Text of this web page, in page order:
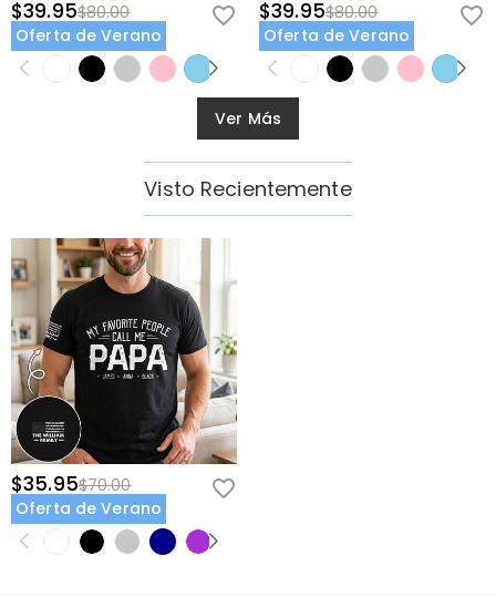
$39.95$80.00
Oferta de Verano
$39.95$80.00
Oferta de Verano
Ver Más
Visto Recientemente
$35.95$70.00
Oferta de Verano